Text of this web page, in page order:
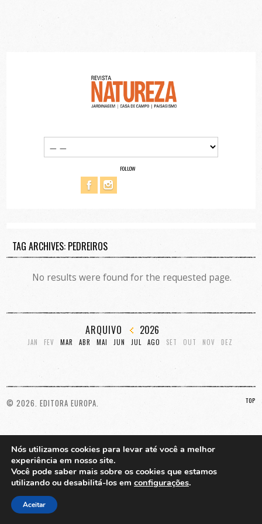
FOLLOW
TAG ARCHIVES: PEDREIROS
No results were found for the requested page.
ARQUIVO 2026
JAN FEV MAR ABR MAI JUN JUL AGO SET OUT NOV DEZ
© 2026. EDITORA EUROPA. TOP
Nós utilizamos cookies para levar até você a melhor
experiência em nosso site.
Você pode saber mais sobre os cookies que estamos
utilizando ou desabilitá-los em configurações.
Aceitar